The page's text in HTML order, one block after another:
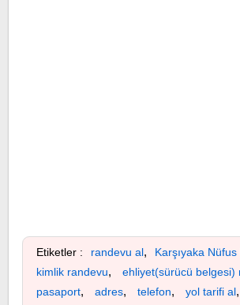
Etiketler : randevu al, Karşıyaka
kimlik randevu, ehliyet(sürücü belgesi)
pasaport, adres, telefon, yol tarifi al,